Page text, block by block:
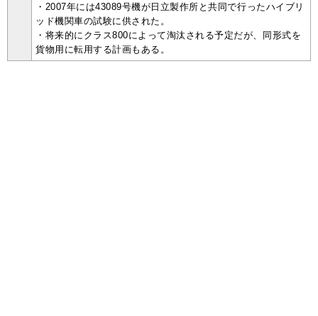
・2007年には43089号機が日立製作所と共同で行ったハイブリ
ッド機関車の試験に供された。
・将来的にクラス800によって淘汰される予定だが、同形式を
貨物用に転用する計画もある。